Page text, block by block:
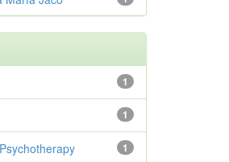
1
1
1